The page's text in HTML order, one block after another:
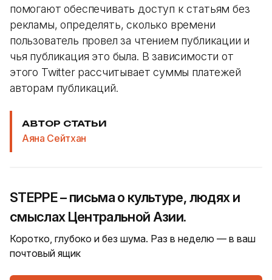
помогают обеспечивать доступ к статьям без
рекламы, определять, сколько времени
пользователь провел за чтением публикации и
чья публикация это была. В зависимости от
этого Twitter рассчитывает суммы платежей
авторам публикаций.
АВТОР СТАТЬИ
Аяна Сейтхан
STEPPE – письма о культуре, людях и
смыслах Центральной Азии.
Коротко, глубоко и без шума. Раз в неделю — в ваш
почтовый ящик